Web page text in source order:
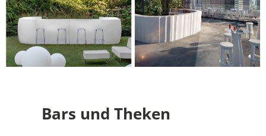
Bars und Theken